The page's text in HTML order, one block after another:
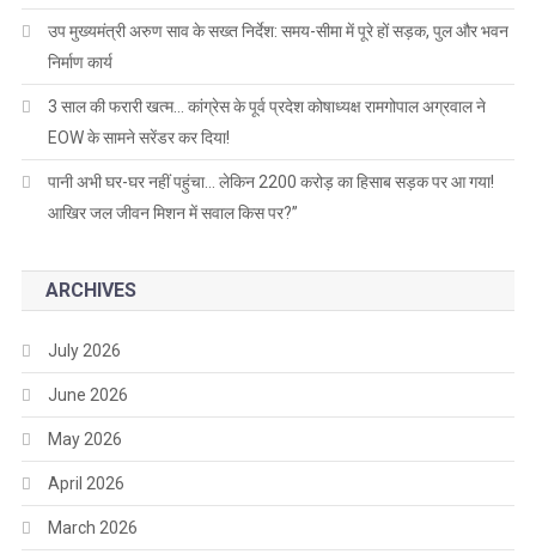
परीक्षांए
गई
उप मुख्यमंत्री अरुण साव के सख्त निर्देश: समय-सीमा में पूरे हों सड़क, पुल और भवन
निर्माण कार्य
3 साल की फरारी खत्म… कांग्रेस के पूर्व प्रदेश कोषाध्यक्ष रामगोपाल अग्रवाल ने
EOW के सामने सरेंडर कर दिया!
पानी अभी घर-घर नहीं पहुंचा… लेकिन 2200 करोड़ का हिसाब सड़क पर आ गया!
आखिर जल जीवन मिशन में सवाल किस पर?”
ARCHIVES
July 2026
June 2026
May 2026
April 2026
March 2026